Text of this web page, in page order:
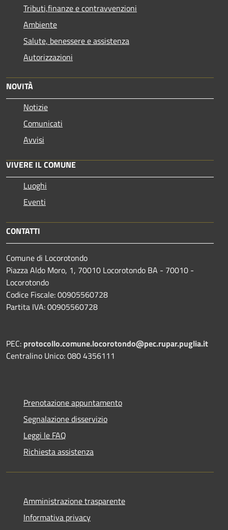
Tributi,finanze e contravvenzioni
Ambiente
Salute, benessere e assistenza
Autorizzazioni
NOVITÀ
Notizie
Comunicati
Avvisi
VIVERE IL COMUNE
Luoghi
Eventi
CONTATTI
Comune di Locorotondo
Piazza Aldo Moro, 1, 70010 Locorotondo BA - 70010 -
Locorotondo
Codice Fiscale: 00905560728
Partita IVA: 00905560728
PEC: protocollo.comune.locorotondo@pec.rupar.puglia.it
Centralino Unico: 080 4356111
Prenotazione appuntamento
Segnalazione disservizio
Leggi le FAQ
Richiesta assistenza
Amministrazione trasparente
Informativa privacy